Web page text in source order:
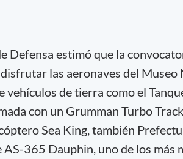
Defensa estimó que la
las aeronaves del Museo
vehículos de tierra como el
con un Grumman Turbo
Sea King, también
365 Dauphin, uno de los más